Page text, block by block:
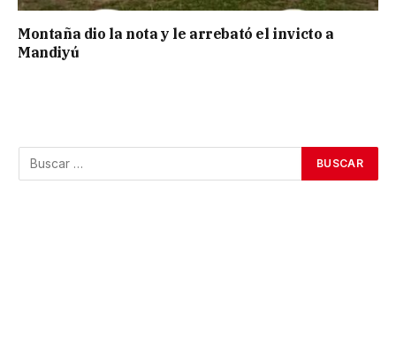
Montaña dio la nota y le arrebató el invicto a
Mandiyú